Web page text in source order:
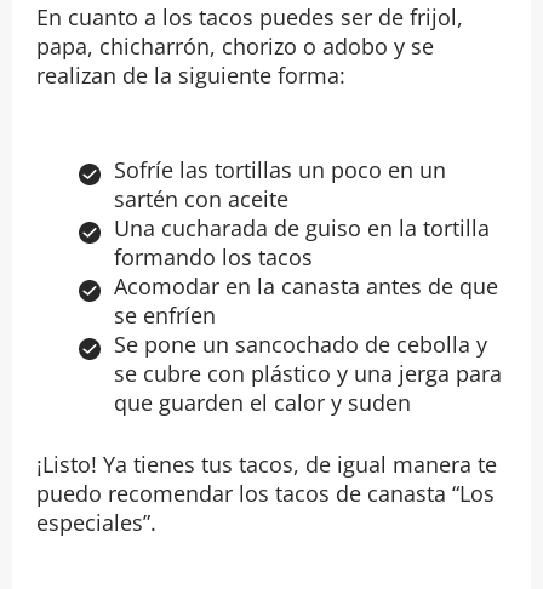
En cuanto a los tacos puedes ser de frijol,
papa, chicharrón, chorizo o adobo y se
realizan de la siguiente forma:
Sofríe las tortillas un poco en un
sartén con aceite
Una cucharada de guiso en la tortilla
formando los tacos
Acomodar en la canasta antes de que
se enfríen
Se pone un sancochado de cebolla y
se cubre con plástico y una jerga para
que guarden el calor y suden
¡Listo! Ya tienes tus tacos, de igual manera te
puedo recomendar los tacos de canasta “Los
especiales”.